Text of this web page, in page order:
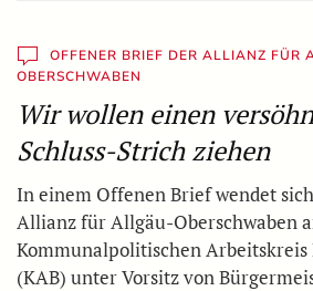
OFFENER BRIEF DER ALLIANZ FÜR
OBERSCHWABEN
Wir wollen einen
Schluss-Strich ziehen
In einem Offenen Brief wendet
Allianz für Allgäu-Oberschwaben
Kommunalpolitischen Arbeitskreis
(KAB) unter Vorsitz von